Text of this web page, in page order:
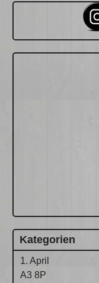
Kategorien
1. April
A3 8P